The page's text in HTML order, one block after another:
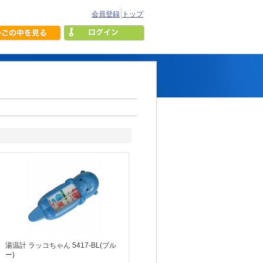
会員登録 トップ
湯温計 ラッコちゃん 5417-BL(ブル
ー)